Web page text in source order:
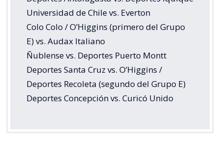
Universidad de Chile vs. Everton
Colo Colo / O’Higgins (primero del Grupo
E) vs. Audax Italiano
Ñublense vs. Deportes Puerto Montt
Deportes Santa Cruz vs. O’Higgins /
Deportes Recoleta (segundo del Grupo E)
Deportes Concepción vs. Curicó Unido